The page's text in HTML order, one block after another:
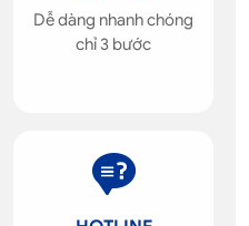
Dễ dàng nhanh chóng
chỉ 3 bước